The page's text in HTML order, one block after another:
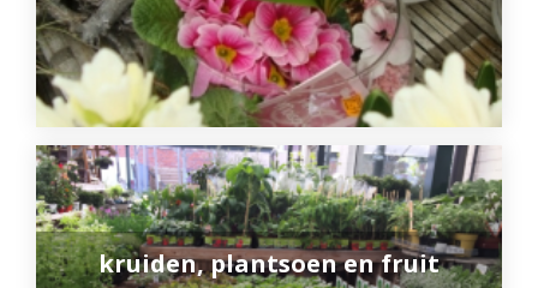
kruiden, plantsoen en fruit